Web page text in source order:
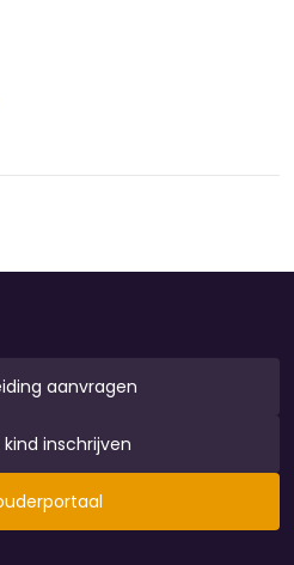
aanvragen
kind inschrijven